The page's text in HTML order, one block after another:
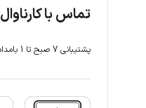
تماس با کارناوال
پشتیبانی 7 صبح تا 1 بامداد: